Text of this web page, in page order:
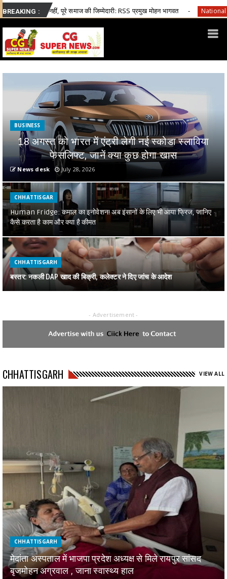
BREAKING :
की जिम्मेदारी: RSS प्रमुख मोहन भागवत National FSSAI ने Old Monk,
BUSINESS
18 अगस्त को भारत में एंट्री लेगी नई स्कोडा स्लाविया
फेसलिफ्ट, जानें क्या कुछ होगा खास
News desk July 28, 2026
CHHATTISGAR
Human Fridge: कमाल का इनोवेशन! अब इंसानों के लिए भी आया फ्रिज, जानिए
कैसे करता है काम और क्या है कीमत
CHHATTISGARH
बस्तर: नकली DAP खाद की बिक्री, कलेक्टर ने दिए जांच के आदेश
जगदलपुर में पकड़ाया 1 करोड़ का गांजा
रायपुर : स्वेच्छानुदान मद से सुदूर वनांचल स्थित स्वामी आत्मानंद स्कूल, मांझीगुडा को
10 कंप्यूटर प्रदत्त
- Advertisement -
CHHATTISGARH VIEW ALL
CHHATTISGARH
मेदांता अस्पताल में भाजपा प्रदेश अध्यक्ष से मिले रायपुर सांसद
बृजमोहन अग्रवाल , जाना स्वास्थ्य हाल